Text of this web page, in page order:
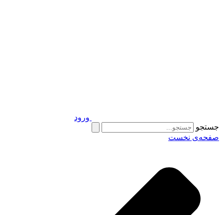
ورود
جستجو
صفحه‌ی نخست